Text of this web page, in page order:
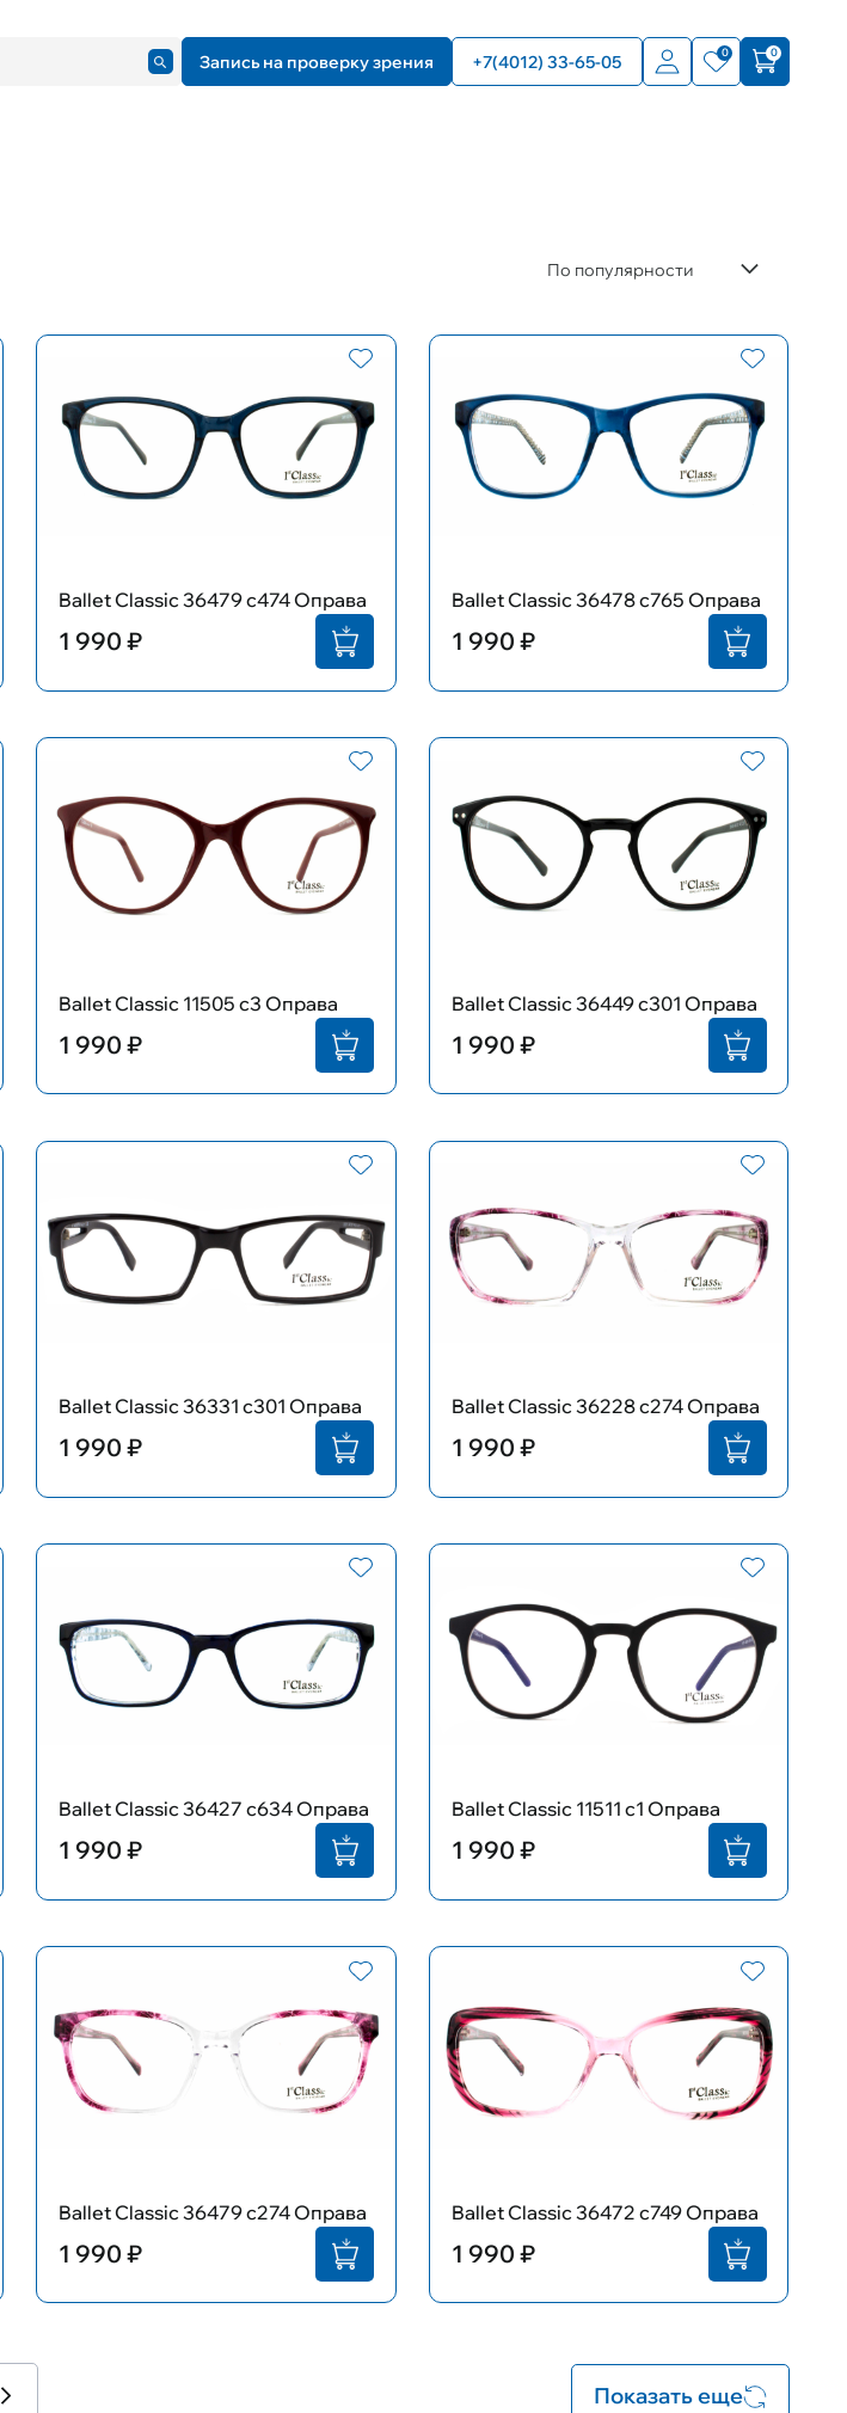
Запись на проверку зрения +7(4012) 33-65-05 0 0
По популярности
Ballet Classic 36479 с474 Оправа
1 990 ₽
Ballet Classic 36478 с765 Оправа
1 990 ₽
Ballet Classic 11505 с3 Оправа
1 990 ₽
Ballet Classic 36449 с301 Оправа
1 990 ₽
Ballet Classic 36331 с301 Оправа
1 990 ₽
Ballet Classic 36228 с274 Оправа
1 990 ₽
Ballet Classic 36427 с634 Оправа
1 990 ₽
Ballet Classic 11511 c1 Оправа
1 990 ₽
Ballet Classic 36479 с274 Оправа
1 990 ₽
Ballet Classic 36472 с749 Оправа
1 990 ₽
Показать еще